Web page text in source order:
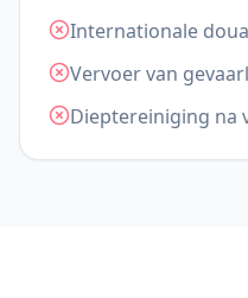
Internationale
Vervoer van
Dieptereiniging na